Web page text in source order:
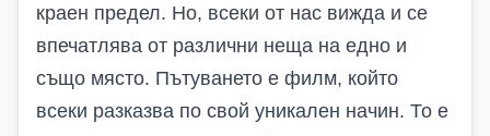
краен предел. Но, всеки от нас вижда и се
впечатлява от различни неща на едно и
също място. Пътуването е филм, който
всеки разказва по свой уникален начин. То е